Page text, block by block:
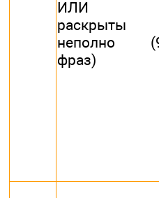
ИЛИ
раскрыты
неполно
фраз)